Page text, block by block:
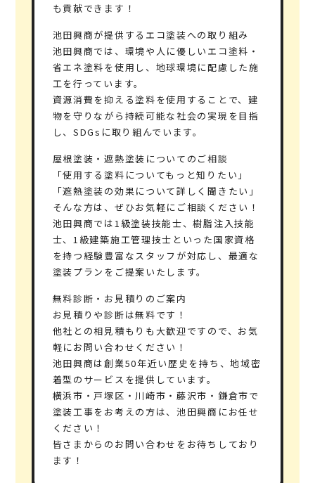
も貢献できます！
池田興商が提供するエコ塗装への取り組み
池田興商では、環境や人に優しいエコ塗料・
省エネ塗料を使用し、地球環境に配慮した施
工を行っています。
資源消費を抑える塗料を使用することで、建
物を守りながら持続可能な社会の実現を目指
し、SDGsに取り組んでいます。
屋根塗装・遮熱塗装についてのご相談
「使用する塗料についてもっと知りたい」
「遮熱塗装の効果について詳しく聞きたい」
そんな方は、ぜひお気軽にご相談ください！
池田興商では1級塗装技能士、樹脂注入技能
士、1級建築施工管理技士といった国家資格
を持つ経験豊富なスタッフが対応し、最適な
塗装プランをご提案いたします。
無料診断・お見積りのご案内
お見積りや診断は無料です！
他社との相見積もりも大歓迎ですので、お気
軽にお問い合わせください！
池田興商は創業50年近い歴史を持ち、地域密
着型のサービスを提供しています。
横浜市・戸塚区・川崎市・藤沢市・鎌倉市で
塗装工事をお考えの方は、池田興商にお任せ
ください！
皆さまからのお問い合わせをお待ちしており
ます！